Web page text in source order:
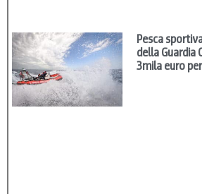
Pesca
della Guardia
3mila euro